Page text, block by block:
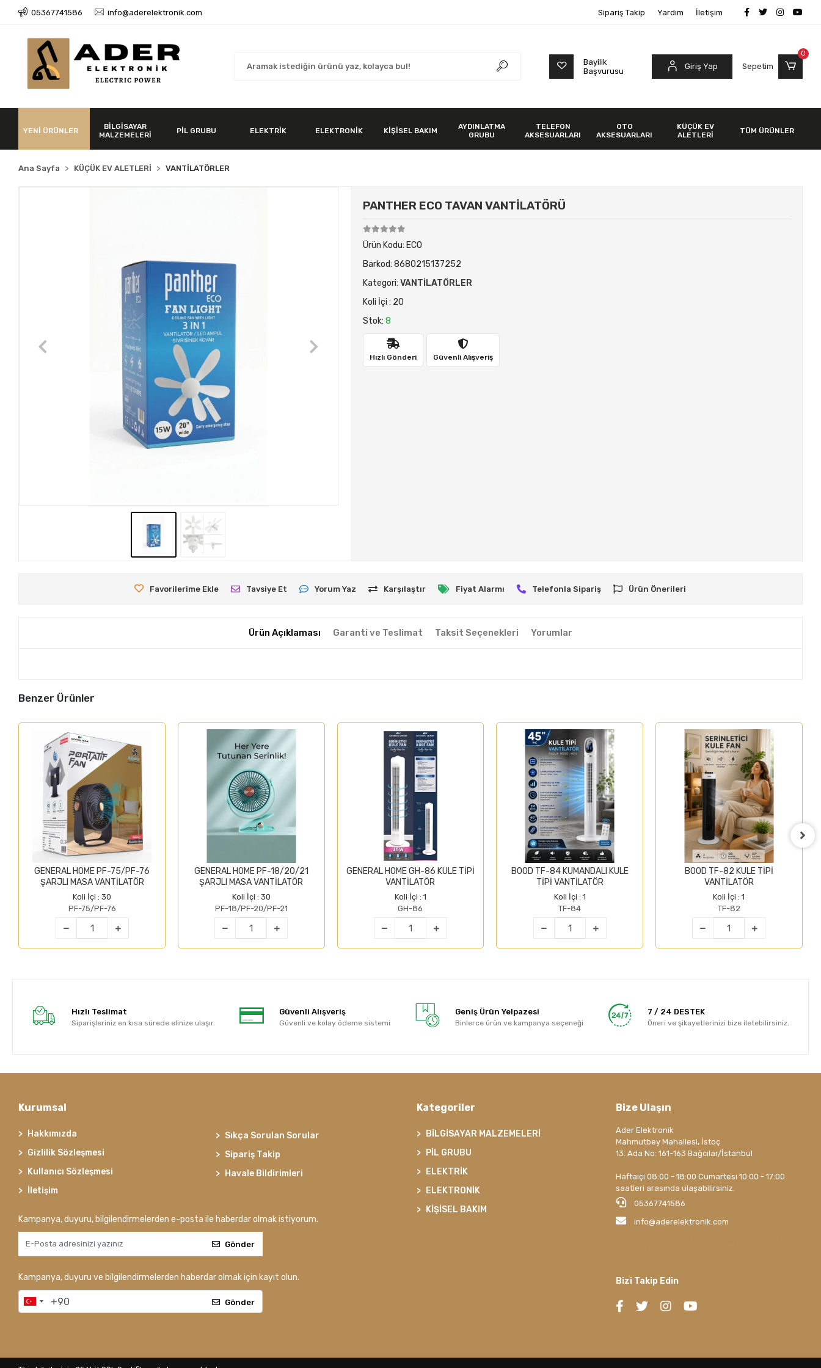
05367741586 info@aderelektronik.com Sipariş Takip Yardım İletişim
Bayilik
Başvurusu
Giriş Yap Sepetim
0
YENİ ÜRÜNLER
BİLGİSAYAR
MALZEMELERİ
PİL GRUBU ELEKTRİK ELEKTRONİK KİŞİSEL BAKIM
AYDINLATMA
GRUBU
TELEFON
AKSESUARLARI
OTO
AKSESUARLARI
KÜÇÜK EV
ALETLERİ
TÜM ÜRÜNLER
Ana Sayfa KÜÇÜK EV ALETLERİ VANTİLATÖRLER
PANTHER ECO TAVAN VANTİLATÖRÜ
Ürün Kodu: ECO
Barkod: 8680215137252
Kategori: VANTİLATÖRLER
Koli İçi : 20
Stok: 8
Hızlı Gönderi Güvenli Alışveriş
Favorilerime Ekle Tavsiye Et Yorum Yaz Karşılaştır Fiyat Alarmı Telefonla Sipariş Ürün Önerileri
Ürün Açıklaması Garanti ve Teslimat Taksit Seçenekleri Yorumlar
Benzer Ürünler
GENERAL HOME PF-75/PF-76
ŞARJLI MASA VANTİLATÖR
Koli İçi : 30
PF-75/PF-76
GENERAL HOME PF-18/20/21
ŞARJLI MASA VANTİLATÖR
Koli İçi : 30
PF-18/PF-20/PF-21
GENERAL HOME GH-86 KULE TİPİ
VANTİLATÖR
Koli İçi : 1
GH-86
BOOD TF-84 KUMANDALI KULE
TİPİ VANTİLATÖR
Koli İçi : 1
TF-84
BOOD TF-82 KULE TİPİ
VANTİLATÖR
Koli İçi : 1
TF-82
Hızlı Teslimat
Siparişleriniz en kısa sürede elinize ulaşır.
Güvenli Alışveriş
Güvenli ve kolay ödeme sistemi
Geniş Ürün Yelpazesi
Binlerce ürün ve kampanya seçeneği
7 / 24 DESTEK
Öneri ve şikayetlerinizi bize iletebilirsiniz.
Kurumsal
Hakkımızda
Gizlilik Sözleşmesi
Kullanıcı Sözleşmesi
İletişim
Sıkça Sorulan Sorular
Sipariş Takip
Havale Bildirimleri
Kampanya, duyuru, bilgilendirmelerden e-posta ile haberdar olmak istiyorum.
Gönder
Kampanya, duyuru ve bilgilendirmelerden haberdar olmak için kayıt olun.
Gönder
Kategoriler
BİLGİSAYAR MALZEMELERİ
PİL GRUBU
ELEKTRİK
ELEKTRONİK
KİŞİSEL BAKIM
Bize Ulaşın
Ader Elektronik
Mahmutbey Mahallesi, İstoç
13. Ada No: 161-163 Bağcılar/İstanbul
Haftaiçi 08:00 - 18:00 Cumartesi 10:00 - 17:00
saatleri arasında ulaşabilirsiniz.
05367741586
info@aderelektronik.com
Bizi Takip Edin